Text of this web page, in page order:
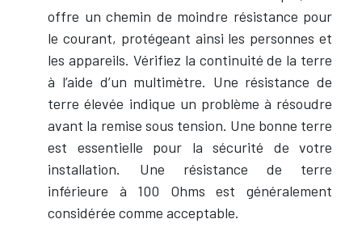
offre un chemin de moindre résistance pour
le courant, protégeant ainsi les personnes et
les appareils. Vérifiez la continuité de la terre
à l’aide d’un multimètre. Une résistance de
terre élevée indique un problème à résoudre
avant la remise sous tension. Une bonne terre
est essentielle pour la sécurité de votre
installation. Une résistance de terre
inférieure à 100 Ohms est généralement
considérée comme acceptable.